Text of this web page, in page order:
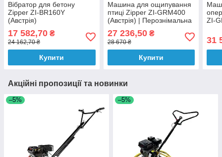
Вібратор для бетону
Zipper ZI-BR160Y
(Австрія)
17 582,70 ₴
24 162,70 ₴
Купити
Машина для ощипування
птиці Zipper ZI-GRM400
(Австрія) | Перознімальна
машина для курей
бройлерів | зняття пера
27 236,50₴
28 670 ₴
Купити
ZI-
31
Акційні пропозиції та новинки
–5% –5%